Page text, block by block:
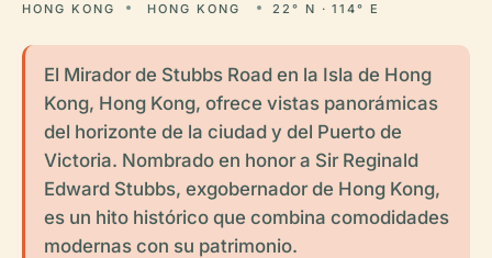
HONG KONG HONG KONG 22° N · 114° E
El Mirador de Stubbs Road en la Isla de Hong
Kong, Hong Kong, ofrece vistas panorámicas
del horizonte de la ciudad y del Puerto de
Victoria. Nombrado en honor a Sir Reginald
Edward Stubbs, exgobernador de Hong Kong,
es un hito histórico que combina comodidades
modernas con su patrimonio.